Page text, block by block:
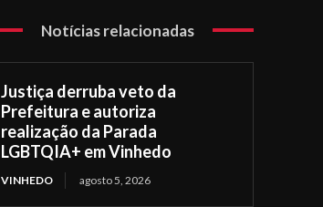
Notícias relacionadas
Justiça derruba veto da
Prefeitura e autoriza
realização da Parada
LGBTQIA+ em Vinhedo
VINHEDO agosto 5, 2026